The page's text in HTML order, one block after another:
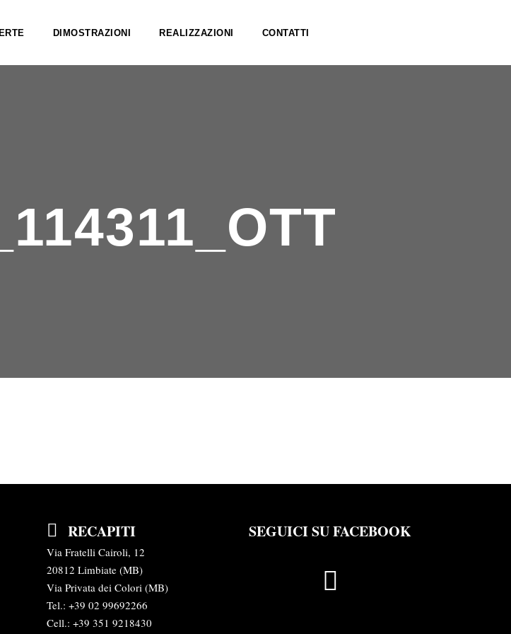
DIMOSTRAZIONI REALIZZAZIONI CONTATTI
RECAPITI
Via Fratelli Cairoli, 12
20812 Limbiate (MB)
Via Privata dei Colori (MB)
Tel.: +39 02 99692266
Cell.: +39 351 9218430
SEGUICI SU FACEBOOK